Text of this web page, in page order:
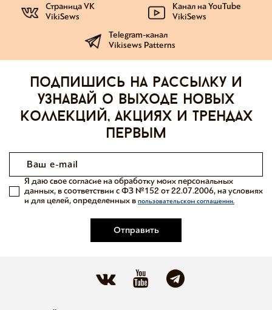
Страница VK
VikiSews
Канал на YouTube
VikiSews
Telegram-канал
Vikisews Patterns
Подпишись на рассылку и
узнавай о выходе новых
коллекций, акциях и трендах
первым
Отправить
Я даю свое согласие на обработку моих персональных
данных, в соответствии с ФЗ №152 от 22.07.2006, на условиях
и для целей, определенных в пользовательском соглашении.